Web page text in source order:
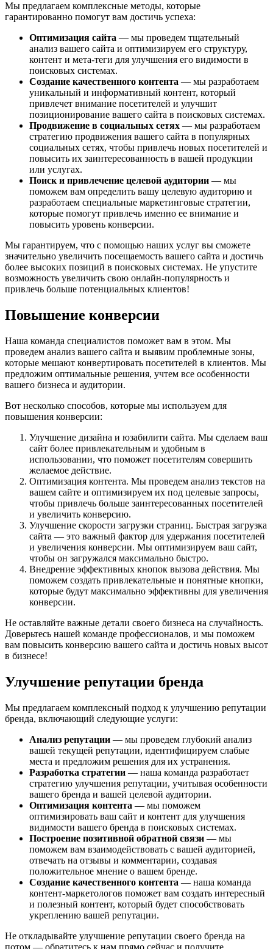
Мы предлагаем комплексные методы, которые
гарантированно помогут вам достичь успеха:
Оптимизация сайта — мы проведем тщательный
анализ вашего сайта и оптимизируем его структуру,
контент и мета-теги для улучшения его видимости в
поисковых системах.
Создание качественного контента — мы разработаем
уникальный и информативный контент, который
привлечет внимание посетителей и улучшит
позиционирование вашего сайта в поисковых системах.
Продвижение в социальных сетях — мы разработаем
стратегию продвижения вашего сайта в популярных
социальных сетях, чтобы привлечь новых посетителей и
повысить их заинтересованность в вашей продукции
или услугах.
Поиск и привлечение целевой аудитории — мы
поможем вам определить вашу целевую аудиторию и
разработаем специальные маркетинговые стратегии,
которые помогут привлечь именно ее внимание и
повысить уровень конверсии.
Мы гарантируем, что с помощью наших услуг вы сможете
значительно увеличить посещаемость вашего сайта и достичь
более высоких позиций в поисковых системах. Не упустите
возможность увеличить свою онлайн-популярность и
привлечь больше потенциальных клиентов!
Повышение конверсии
Наша команда специалистов поможет вам в этом. Мы
проведем анализ вашего сайта и выявим проблемные зоны,
которые мешают конвертировать посетителей в клиентов. Мы
предложим оптимальные решения, учтем все особенности
вашего бизнеса и аудитории.
Вот несколько способов, которые мы используем для
повышения конверсии:
Улучшение дизайна и юзабилити сайта. Мы сделаем ваш
сайт более привлекательным и удобным в
использовании, что поможет посетителям совершить
желаемое действие.
Оптимизация контента. Мы проведем анализ текстов на
вашем сайте и оптимизируем их под целевые запросы,
чтобы привлечь больше заинтересованных посетителей
и увеличить конверсию.
Улучшение скорости загрузки страниц. Быстрая загрузка
сайта — это важный фактор для удержания посетителей
и увеличения конверсии. Мы оптимизируем ваш сайт,
чтобы он загружался максимально быстро.
Внедрение эффективных кнопок вызова действия. Мы
поможем создать привлекательные и понятные кнопки,
которые будут максимально эффективны для увеличения
конверсии.
Не оставляйте важные детали своего бизнеса на случайность.
Доверьтесь нашей команде профессионалов, и мы поможем
вам повысить конверсию вашего сайта и достичь новых высот
в бизнесе!
Улучшение репутации бренда
Мы предлагаем комплексный подход к улучшению репутации
бренда, включающий следующие услуги:
Анализ репутации — мы проведем глубокий анализ
вашей текущей репутации, идентифицируем слабые
места и предложим решения для их устранения.
Разработка стратегии — наша команда разработает
стратегию улучшения репутации, учитывая особенности
вашего бренда и вашей целевой аудитории.
Оптимизация контента — мы поможем
оптимизировать ваш сайт и контент для улучшения
видимости вашего бренда в поисковых системах.
Построение позитивной обратной связи — мы
поможем вам взаимодействовать с вашей аудиторией,
отвечать на отзывы и комментарии, создавая
положительное мнение о вашем бренде.
Создание качественного контента — наша команда
контент-маркетологов поможет вам создать интересный
и полезный контент, который будет способствовать
укреплению вашей репутации.
Не откладывайте улучшение репутации своего бренда на
потом — обратитесь к нам прямо сейчас и получите